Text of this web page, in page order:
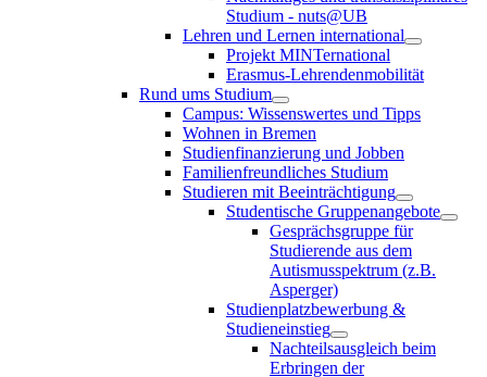
Studium - nuts@UB
Lehren und Lernen international
Projekt MINTernational
Erasmus-Lehrendenmobilität
Rund ums Studium
Campus: Wissenswertes und Tipps
Wohnen in Bremen
Studienfinanzierung und Jobben
Familienfreundliches Studium
Studieren mit Beeinträchtigung
Studentische Gruppenangebote
Gesprächsgruppe für
Studierende aus dem
Autismusspektrum (z.B.
Asperger)
Studienplatzbewerbung &
Studieneinstieg
Nachteilsausgleich beim
Erbringen der